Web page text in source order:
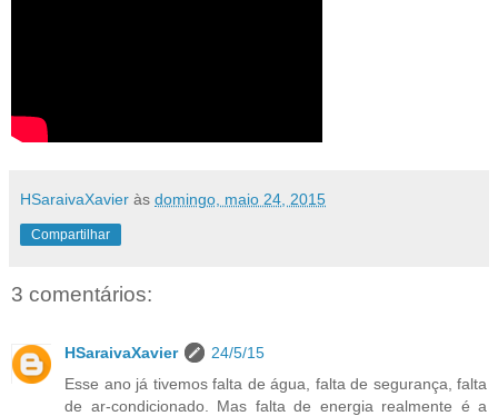
HSaraivaXavier às domingo, maio 24, 2015
Compartilhar
3 comentários:
HSaraivaXavier
24/5/15
Esse ano já tivemos falta de água, falta de segurança, falta
de ar-condicionado. Mas falta de energia realmente é a